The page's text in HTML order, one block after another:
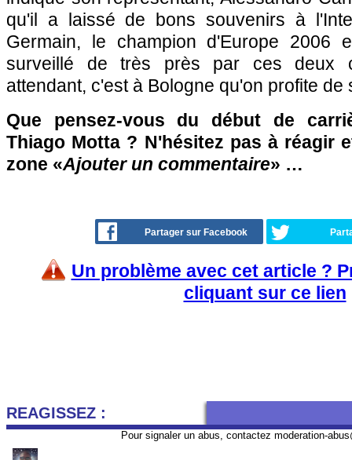
qu'il a laissé de bons souvenirs à
Germain, le champion d'Europe 2006
surveillé de très près par ces deux
attendant, c'est à Bologne qu'on profite de
Que pensez-vous du début de
Thiago Motta ? N'hésitez pas à réagir
zone «Ajouter un commentaire» …
Partager sur Facebook
Un problème avec cet article ?
cliquant sur ce lien
REAGISSEZ :
Pour signaler un abus, contactez moderation-